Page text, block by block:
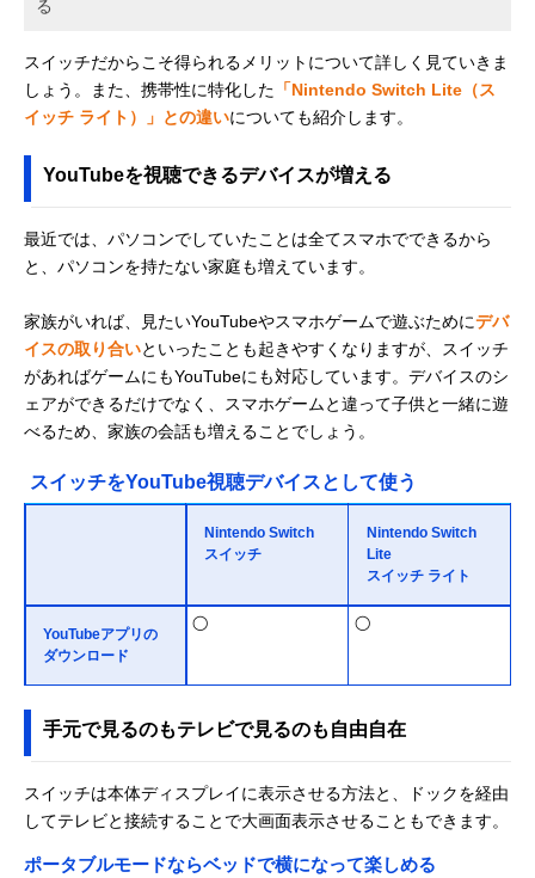
る
スイッチだからこそ得られるメリットについて詳しく見ていきま
しょう。また、携帯性に特化した 「Nintendo Switch Lite（ス
イッチ ライト）」との違いについても紹介します。
YouTubeを視聴できるデバイスが増える
最近では、パソコンでしていたことは全てスマホでできるから
と、パソコンを持たない家庭も増えています。
家族がいれば、見たいYouTubeやスマホゲームで遊ぶためにデバ
イスの取り合いといったことも起きやすくなりますが、スイッチ
があればゲームにもYouTubeにも対応しています。デバイスのシ
ェアができるだけでなく、スマホゲームと違って子供と一緒に遊
べるため、家族の会話も増えることでしょう。
スイッチをYouTube視聴デバイスとして使う
Nintendo Switch
スイッチ
Nintendo Switch
Lite
スイッチ ライト
YouTubeアプリの
ダウンロード
◯ ◯
手元で見るのもテレビで見るのも自由自在
スイッチは本体ディスプレイに表示させる方法と、ドックを経由
してテレビと接続することで大画面表示させることもできます。
ポータブルモードならベッドで横になって楽しめる